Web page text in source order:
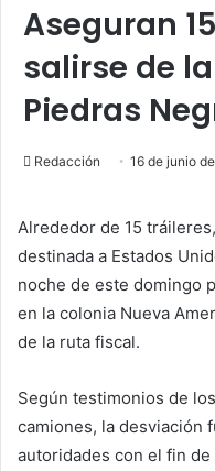
Aseguran
salirse de
Piedras
Redacción 16 de junio
Alrededor de 15
destinada a Estados
noche de este domingo
en la colonia Nueva
de la ruta fiscal.
Según testimonios de
camiones, la desviación
autoridades con el fin